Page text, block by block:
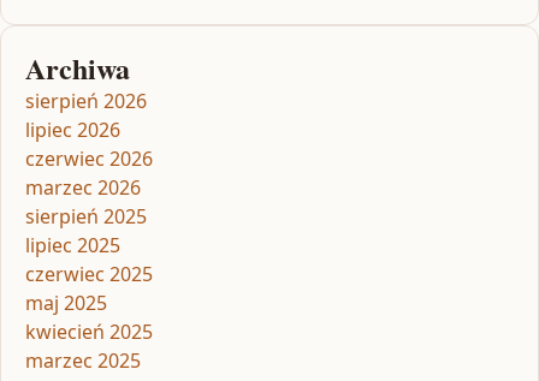
Archiwa
sierpień 2026
lipiec 2026
czerwiec 2026
marzec 2026
sierpień 2025
lipiec 2025
czerwiec 2025
maj 2025
kwiecień 2025
marzec 2025